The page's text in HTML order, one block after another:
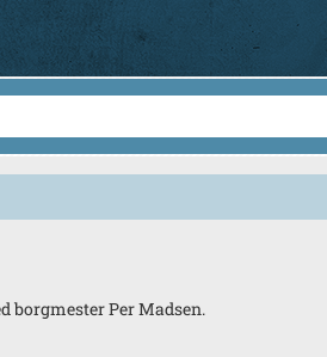
borgmester Per Madsen.